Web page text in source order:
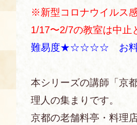
当館に
京の食文化に
料理教室
※新型コロナウイルス
1/17〜2/7の教室は中止
難易度★☆☆☆☆ お料理
本シリーズの講師「京
理人の集まりです。
京都の老舗料亭・料理